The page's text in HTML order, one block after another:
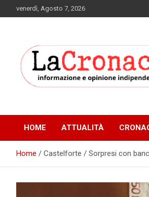
to
venerdì, Agosto 7, 2026
HOME ATTUALITÀ
Home Castelforte / Sorpresi con